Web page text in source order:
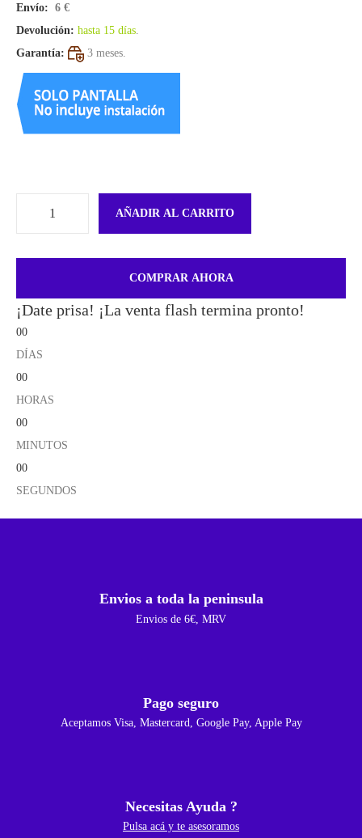
Envío: 6 €
Devolución: hasta 15 días
Garantía:
3 meses.
AÑADIR AL CARRITO
COMPRAR AHORA
¡Date prisa! ¡La venta flash termina pronto!
00
DÍAS
00
HORAS
00
MINUTOS
00
SEGUNDOS
Envios a toda la peninsula
Envios de 6€, MRV
Pago seguro
Aceptamos Visa, Mastercard, Google Pay, Apple Pay
Necesitas Ayuda ?
Pulsa acá y te asesoramos